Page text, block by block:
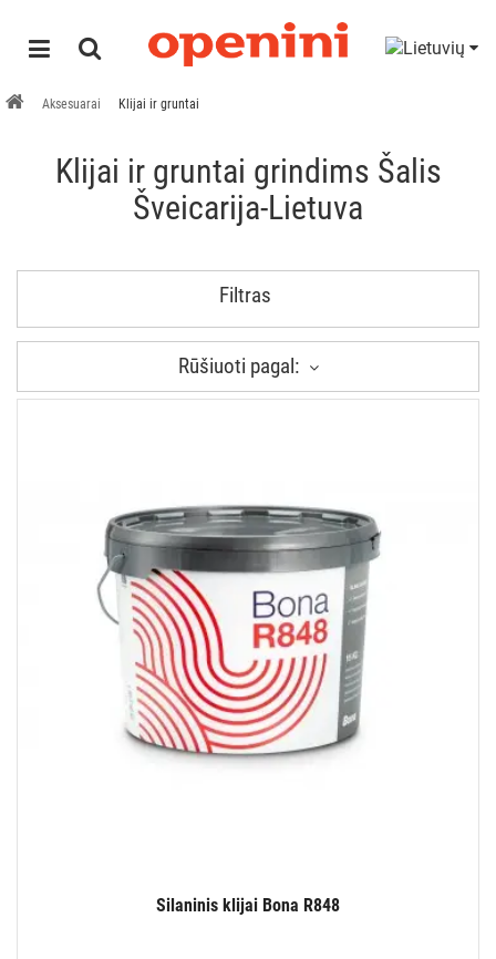
Aksesuarai Klijai ir gruntai
Klijai ir gruntai grindims Šalis
Šveicarija-Lietuva
Filtras
Rūšiuoti pagal:
Silaninis klijai Bona R848